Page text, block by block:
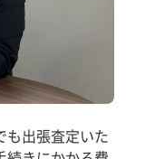
も出張査定いた